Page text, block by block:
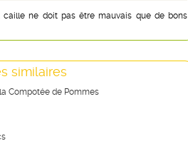
caille ne doit pas être mauvais que de bons
similaires
Compotée de Pommes